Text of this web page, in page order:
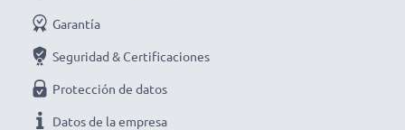
Garantía
Seguridad & Certificaciones
Protección de datos
Datos de la empresa